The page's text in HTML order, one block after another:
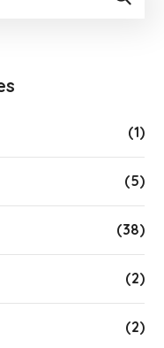
(1)
(5)
(38)
(2)
(2)